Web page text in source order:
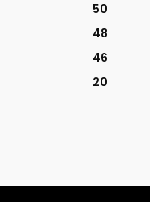
50
48
46
20